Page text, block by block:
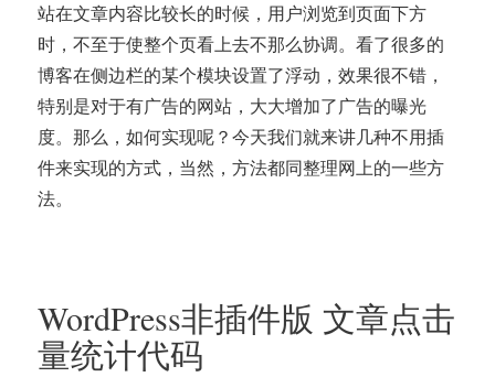
站在文章内容比较长的时候，用户浏览到页面下方
时，不至于使整个页看上去不那么协调。看了很多的
博客在侧边栏的某个模块设置了浮动，效果很不错，
特别是对于有广告的网站，大大增加了广告的曝光
度。那么，如何实现呢？今天我们就来讲几种不用插
件来实现的方式，当然，方法都同整理网上的一些方
法。
WordPress非插件版 文章点击
量统计代码